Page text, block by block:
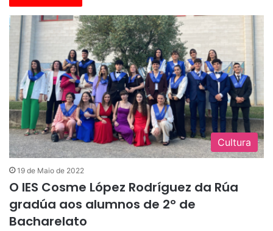
Cultura
19 de Maio de 2022
O IES Cosme López Rodríguez da Rúa
gradúa aos alumnos de 2º de
Bacharelato